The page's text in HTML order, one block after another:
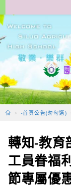
轉
至
要
容
> -首頁公告(勿勾選)
轉知-教育
工員眷福
節專屬優